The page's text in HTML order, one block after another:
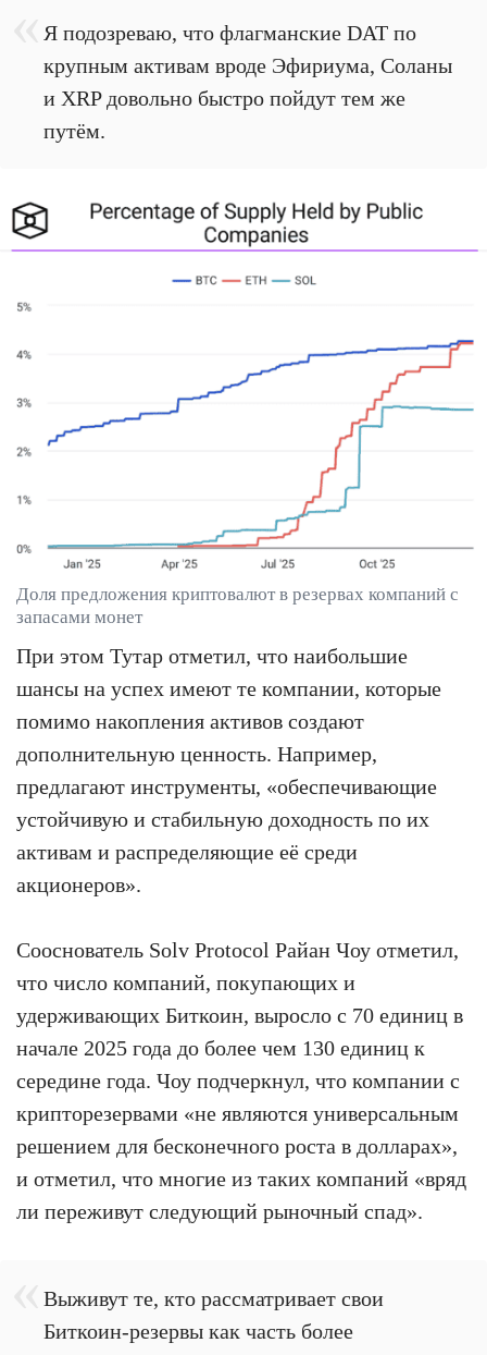
Я подозреваю, что флагманские DAT по
крупным активам вроде Эфириума, Соланы
и XRP довольно быстро пойдут тем же
путём.
Доля предложения криптовалют в резервах компаний с
запасами монет
При этом Тутар отметил, что наибольшие
шансы на успех имеют те компании, которые
помимо накопления активов создают
дополнительную ценность. Например,
предлагают инструменты, «обеспечивающие
устойчивую и стабильную доходность по их
активам и распределяющие её среди
акционеров».
Сооснователь Solv Protocol Райан Чоу отметил,
что число компаний, покупающих и
удерживающих Биткоин, выросло с 70 единиц в
начале 2025 года до более чем 130 единиц к
середине года. Чоу подчеркнул, что компании с
крипторезервами «не являются универсальным
решением для бесконечного роста в долларах»,
и отметил, что многие из таких компаний «вряд
ли переживут следующий рыночный спад».
Выживут те, кто рассматривает свои
Биткоин-резервы как часть более